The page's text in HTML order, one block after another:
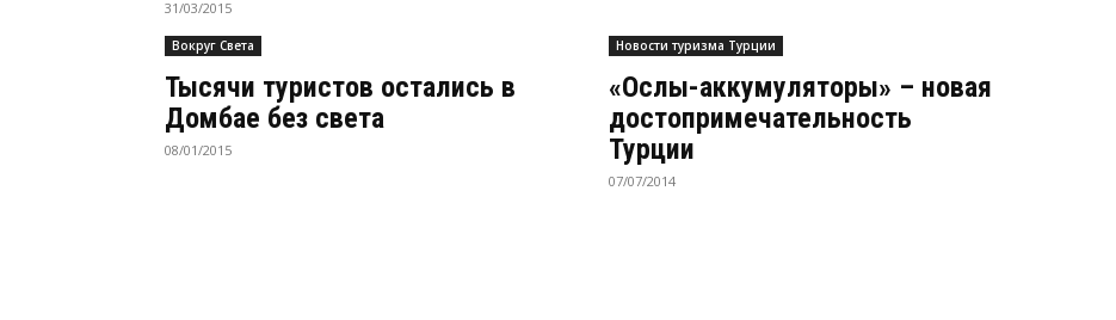
31/03/2015
Вокруг Света
Тысячи туристов остались в
Домбае без света
08/01/2015
Новости туризма Турции
«Ослы-аккумуляторы» – новая
достопримечательность
Турции
07/07/2014